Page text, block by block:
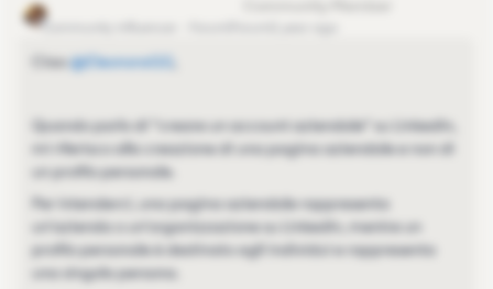
Marco LinkedIn Onboarding
Community Influencer
Ciao ​@EleonoraGG
Quando parlo di "creare un account aziendale" su LinkedIn,
mi riferisco alla creazione di una pagina aziendale e non di
un profilo personale.
Per intenderci, una pagina aziendale rappresenta
un'azienda o un'organizzazione su LinkedIn, mentre un
profilo personale è destinato agli individui e rappresenta
una singola persona.